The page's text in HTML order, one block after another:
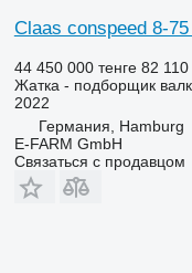
Claas conspeed 8-
44 450 000 тенге 82 110
Жатка - подборщик
2022
Германия, Hamburg
E-FARM GmbH
Связаться с продавцом